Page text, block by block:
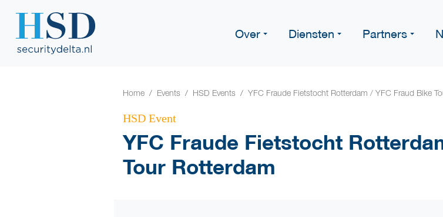
Over Diensten Partners
Home Events HSD Events YFC Fraude Fietstocht Rotterdam / YFC Fraud Bike
HSD Event
YFC Fraude Fietstocht
Tour Rotterdam